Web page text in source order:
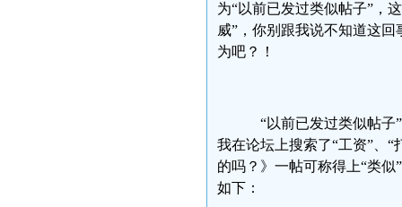
为“以前已发过类似帖子”，
威”，你别跟我说不知道这
为吧？！
“以前已发过类似帖子
我在论坛上搜索了“工资”、“
的吗？》一帖可称得上“类
如下：